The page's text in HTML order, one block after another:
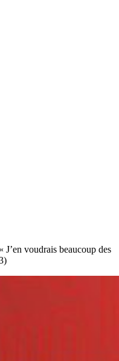
voudrais beaucoup des